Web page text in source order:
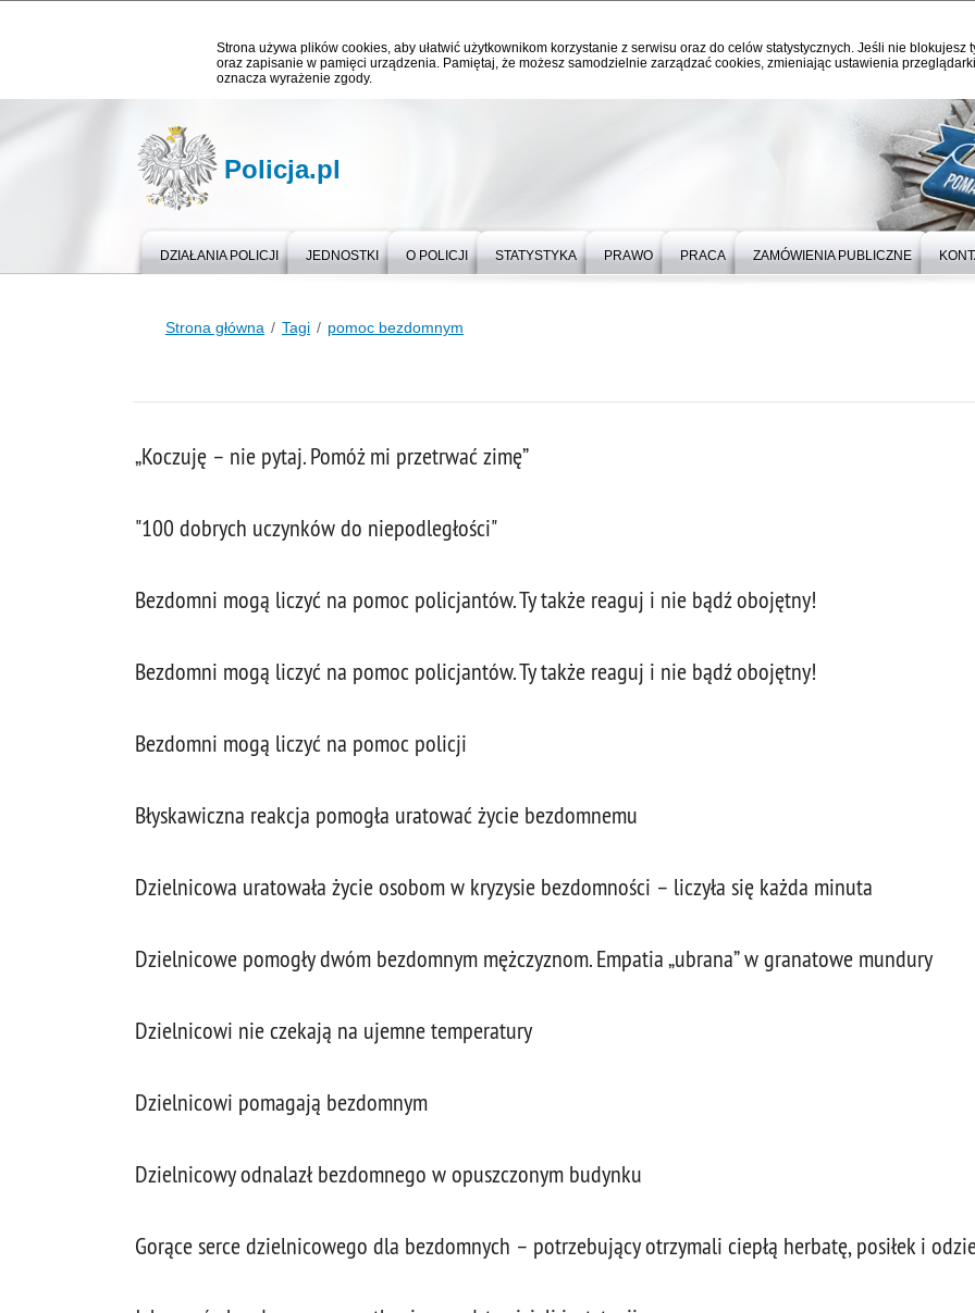
Strona używa plików cookies, aby ułatwić użytkownikom korzystanie z serwisu oraz do celów statystycznych. Jeśli nie blokujesz
oraz zapisanie w pamięci urządzenia. Pamiętaj, że możesz samodzielnie zarządzać cookies, zmieniając ustawienia
oznacza wyrażenie zgody.
Policja.pl
DZIAŁANIA POLICJI JEDNOSTKI O POLICJI STATYSTYKA PRAWO PRACA ZAMÓWIENIA PUBLICZNE
Strona główna Tagi pomoc bezdomnym
„Koczuję – nie pytaj. Pomóż mi przetrwać zimę”
"100 dobrych uczynków do niepodległości"
Bezdomni mogą liczyć na pomoc policjantów. Ty także reaguj i nie bądź obojętny!
Bezdomni mogą liczyć na pomoc policjantów. Ty także reaguj i nie bądź obojętny!
Bezdomni mogą liczyć na pomoc policji
Błyskawiczna reakcja pomogła uratować życie bezdomnemu
Dzielnicowa uratowała życie osobom w kryzysie bezdomności – liczyła się każda minuta
Dzielnicowe pomogły dwóm bezdomnym mężczyznom. Empatia „ubrana” w granatowe mundury
Dzielnicowi nie czekają na ujemne temperatury
Dzielnicowi pomagają bezdomnym
Dzielnicowy odnalazł bezdomnego w opuszczonym budynku
Gorące serce dzielnicowego dla bezdomnych – potrzebujący otrzymali ciepłą herbatę, posiłek i